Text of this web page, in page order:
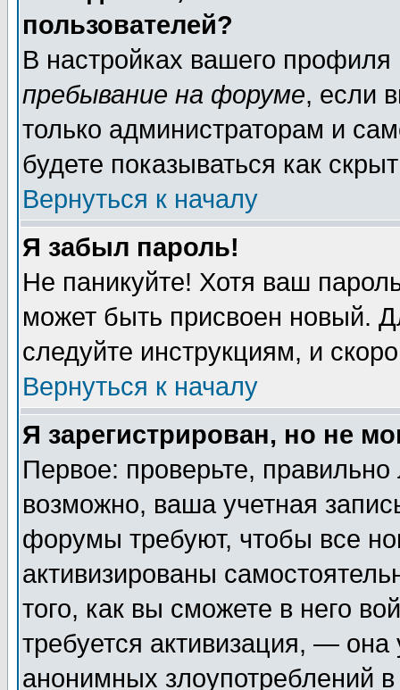
пользователей?
В настройках вашего
пребывание на форуме, если
только администраторам и
будете показываться как
Вернуться к началу
Я забыл пароль!
Не паникуйте! Хотя ваш
может быть присвоен новый.
следуйте инструкциям, и
Вернуться к началу
Я зарегистрирован, но не
Первое: проверьте,
возможно, ваша учетная
форумы требуют, чтобы все
активизированы
того, как вы сможете в него
требуется активизация, —
анонимных злоупотреблений